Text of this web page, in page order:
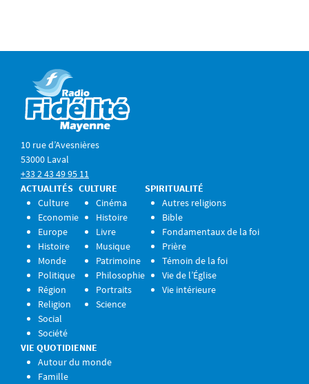
10 rue d’Avesnières
53000 Laval
+33 2 43 49 95 11
ACTUALITÉS
Culture
Economie
Europe
Histoire
Monde
Politique
Région
Religion
Social
Société
CULTURE
Cinéma
Histoire
Livre
Musique
Patrimoine
Philosophie
Portraits
Science
SPIRITUALITÉ
Autres religions
Bible
Fondamentaux de la foi
Prière
Témoin de la foi
Vie de l’Église
Vie intérieure
VIE QUOTIDIENNE
Autour du monde
Famille